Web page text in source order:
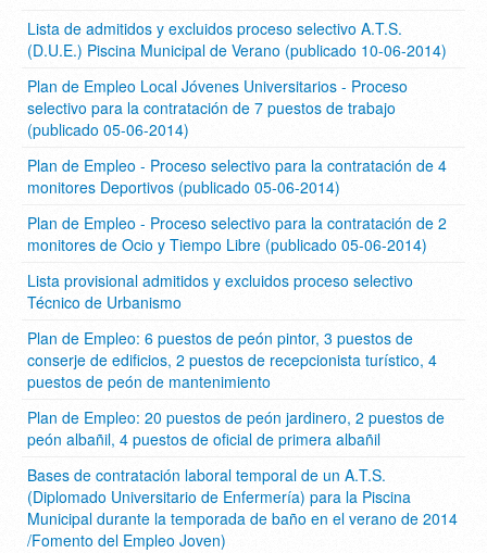
Lista de admitidos y excluidos proceso selectivo A.T.S.
(D.U.E.) Piscina Municipal de Verano (publicado 10-06-2014)
Plan de Empleo Local Jóvenes Universitarios - Proceso
selectivo para la contratación de 7 puestos de trabajo
(publicado 05-06-2014)
Plan de Empleo - Proceso selectivo para la contratación de 4
monitores Deportivos (publicado 05-06-2014)
Plan de Empleo - Proceso selectivo para la contratación de 2
monitores de Ocio y Tiempo Libre (publicado 05-06-2014)
Lista provisional admitidos y excluidos proceso selectivo
Técnico de Urbanismo
Plan de Empleo: 6 puestos de peón pintor, 3 puestos de
conserje de edificios, 2 puestos de recepcionista turístico, 4
puestos de peón de mantenimiento
Plan de Empleo: 20 puestos de peón jardinero, 2 puestos de
peón albañil, 4 puestos de oficial de primera albañil
Bases de contratación laboral temporal de un A.T.S.
(Diplomado Universitario de Enfermería) para la Piscina
Municipal durante la temporada de baño en el verano de 2014
/Fomento del Empleo Joven)